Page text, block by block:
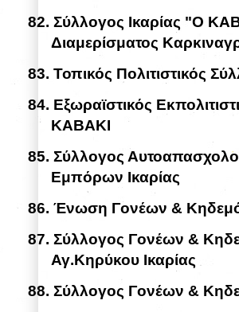
82. Σύλλογος Ικαρίας "Ο
Διαμερίσματος
83. Τοπικός Πολιτιστικός
84. Εξωραϊστικός
ΚΑΒΑΚΙ
85. Σύλλογος
Εμπόρων Ικαρίας
86. Ένωση Γονέων &
87. Σύλλογος Γονέων &
Αγ.Κηρύκου Ικαρίας
88. Σύλλογος Γονέων &